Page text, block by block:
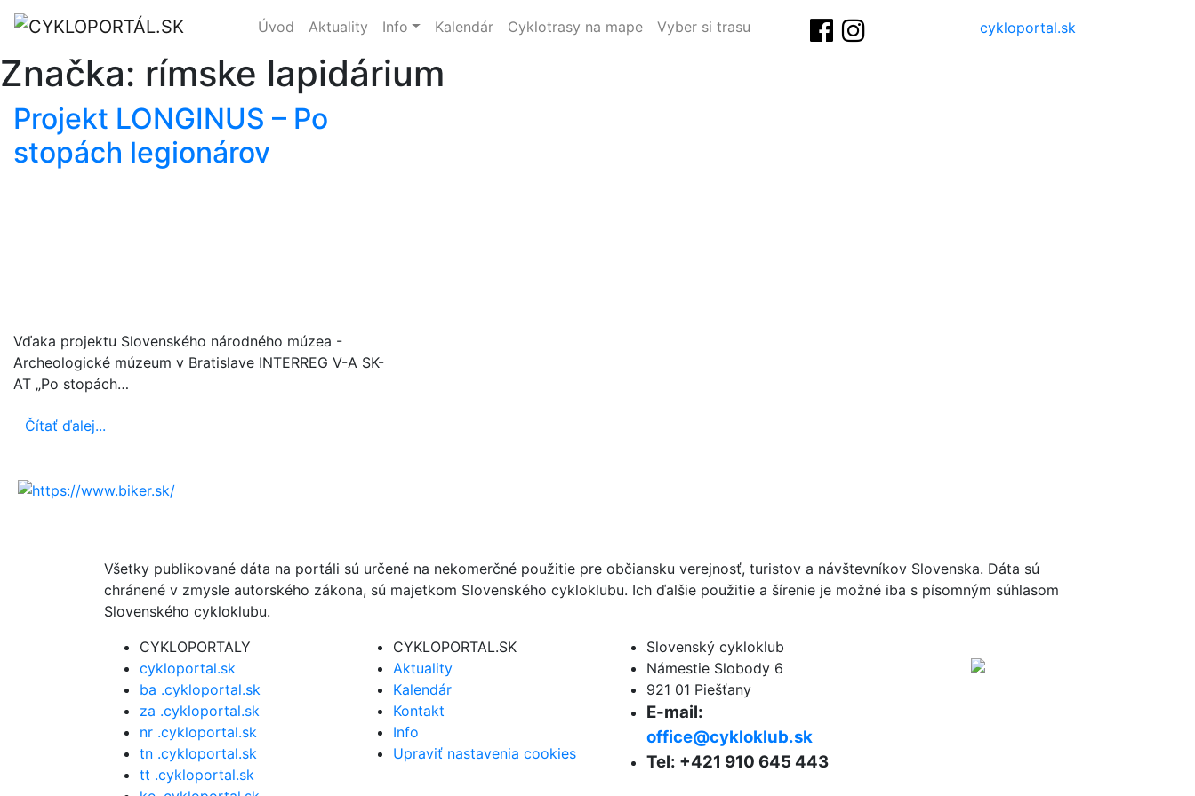
Úvod Aktuality Info Kalendár Cyklotrasy na mape Vyber si trasu cykloportal.sk
Značka: rímske lapidárium
Projekt LONGINUS – Po
stopách legionárov
Vďaka projektu Slovenského národného múzea -
Archeologické múzeum v Bratislave INTERREG V-A SK-
AT „Po stopách…
Čítať ďalej...
Všetky publikované dáta na portáli sú určené na nekomerčné použitie pre občiansku verejnosť, turistov a návštevníkov Slovenska. Dáta sú
chránené v zmysle autorského zákona, sú majetkom Slovenského cykloklubu. Ich ďalšie použitie a šírenie je možné iba s písomným súhlasom
Slovenského cykloklubu.
CYKLOPORTALY
cykloportal.sk
ba .cykloportal.sk
za .cykloportal.sk
nr .cykloportal.sk
tn .cykloportal.sk
tt .cykloportal.sk
CYKLOPORTAL.SK
Aktuality
Kalendár
Kontakt
Info
Upraviť nastavenia cookies
Slovenský cykloklub
Námestie Slobody 6
921 01 Piešťany
E-mail:
office@cykloklub.sk
Tel: +421 910 645 443